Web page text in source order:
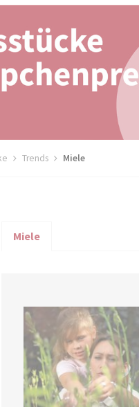
Trends Miele
Miele